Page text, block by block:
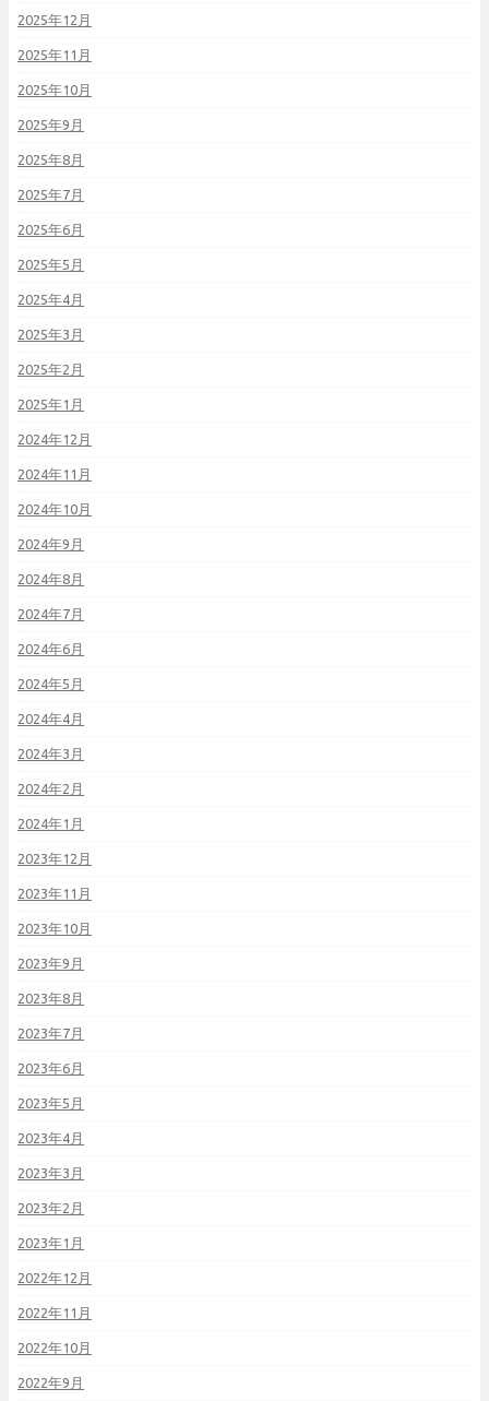
2025年12月
2025年11月
2025年10月
2025年9月
2025年8月
2025年7月
2025年6月
2025年5月
2025年4月
2025年3月
2025年2月
2025年1月
2024年12月
2024年11月
2024年10月
2024年9月
2024年8月
2024年7月
2024年6月
2024年5月
2024年4月
2024年3月
2024年2月
2024年1月
2023年12月
2023年11月
2023年10月
2023年9月
2023年8月
2023年7月
2023年6月
2023年5月
2023年4月
2023年3月
2023年2月
2023年1月
2022年12月
2022年11月
2022年10月
2022年9月